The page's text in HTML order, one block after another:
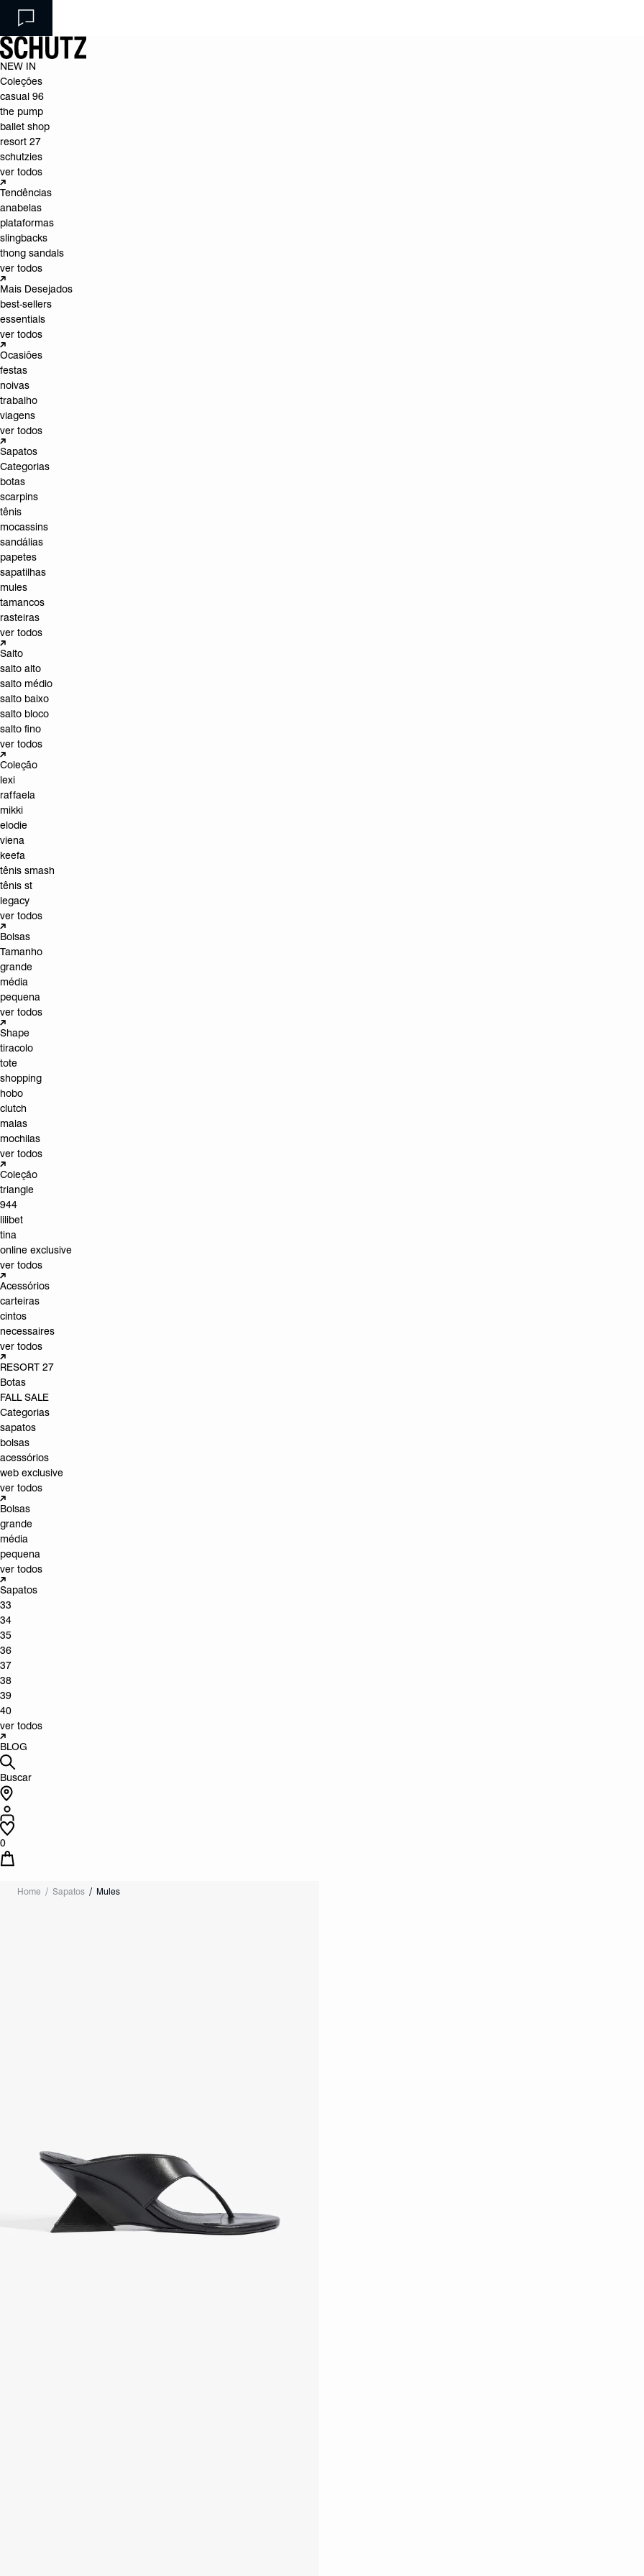
NEW IN
Coleções
casual 96
the pump
ballet shop
resort 27
schutzies
ver todos
Tendências
anabelas
plataformas
slingbacks
thong sandals
ver todos
Mais Desejados
best-sellers
essentials
ver todos
Ocasiões
festas
noivas
trabalho
viagens
ver todos
Sapatos
Categorias
botas
scarpins
tênis
mocassins
sandálias
papetes
sapatilhas
mules
tamancos
rasteiras
ver todos
Salto
salto alto
salto médio
salto baixo
salto bloco
salto fino
ver todos
Coleção
lexi
raffaela
mikki
elodie
viena
keefa
tênis smash
tênis st
legacy
ver todos
Bolsas
Tamanho
grande
média
pequena
ver todos
Shape
tiracolo
tote
shopping
hobo
clutch
malas
mochilas
ver todos
Coleção
triangle
944
lilibet
tina
online exclusive
ver todos
Acessórios
carteiras
cintos
necessaires
ver todos
RESORT 27
Botas
FALL SALE
Categorias
sapatos
bolsas
acessórios
web exclusive
ver todos
Bolsas
grande
média
pequena
ver todos
Sapatos
33
34
35
36
37
38
39
40
ver todos
BLOG
Buscar
0
Home Sapatos Mules